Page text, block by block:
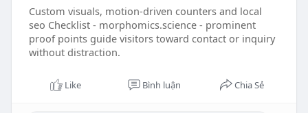
Custom visuals, motion-driven counters and local
seo Checklist - morphomics.science - prominent
proof points guide visitors toward contact or inquiry
without distraction.
Like Bình luận Chia Sẻ